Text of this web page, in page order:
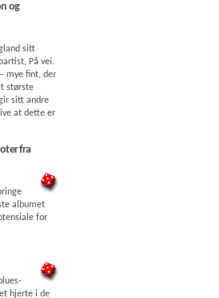
og
sitt
På vei.
mye fint, der
største
sitt andre
at dette er
fra
albumet
for
hjerte i de